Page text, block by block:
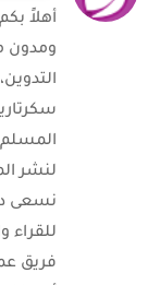
أهلاً
المسلم
لنشر
نسعى
للقراء
فريق